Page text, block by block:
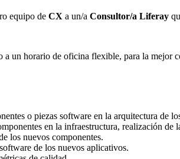
equipo de CX a un/a Consultor/a Liferay
a un horario de oficina flexible, para la mejor
o piezas software en la arquitectura de
en la infraestructura, realización de
los nuevos componentes.
de los nuevos aplicativos.